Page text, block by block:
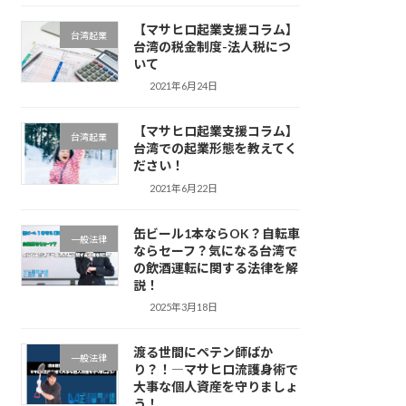
台湾起業
【マサヒロ起業支援コラム】
台湾の税金制度-法人税につ
いて
2021年6月24日
台湾起業
【マサヒロ起業支援コラム】
台湾での起業形態を教えてく
ださい！
2021年6月22日
一般法律
缶ビール1本ならOK？自転車
ならセーフ？気になる台湾で
の飲酒運転に関する法律を解
説！
2025年3月18日
一般法律
渡る世間にペテン師ばか
り？！―マサヒロ流護身術で
大事な個人資産を守りましょ